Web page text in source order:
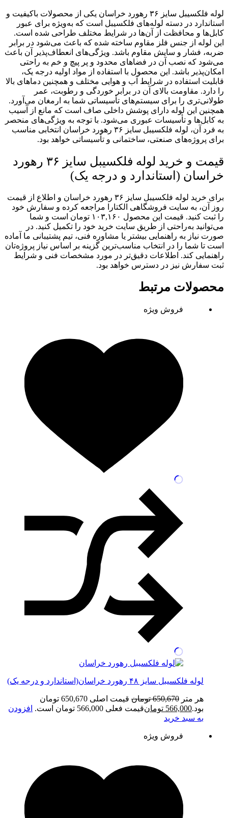
لوله فلکسیبل سایز ۳۶ رهورد خراسان یکی از محصولات باکیفیت و
استاندارد در دسته لوله‌های فلکسیبل است که به‌ویژه برای عبور
کابل‌ها و محافظت از آن‌ها در شرایط مختلف طراحی شده است.
این لوله از جنس فلز مقاوم ساخته شده که باعث می‌شود در برابر
ضربه، فشار و سایش مقاوم باشد. ویژگی‌های انعطاف‌پذیر آن باعث
می‌شود که نصب آن در فضاهای محدود و پر پیچ و خم به راحتی
امکان‌پذیر باشد. این محصول با استفاده از مواد اولیه درجه یک،
قابلیت استفاده در شرایط آب و هوایی مختلف و همچنین دماهای بالا
را دارد. مقاومت بالای آن در برابر خوردگی و رطوبت، عمر
طولانی‌تری را برای سیستم‌های تأسیساتی شما به ارمغان می‌آورد.
همچنین این لوله دارای پوشش داخلی صاف است که مانع از آسیب
به کابل‌ها و تأسیسات عبوری می‌شود. با توجه به ویژگی‌های منحصر
به فرد آن، لوله فلکسیبل سایز ۳۶ رهورد خراسان انتخابی مناسب
برای پروژه‌های صنعتی، ساختمانی و تأسیساتی خواهد بود.
قیمت و خرید لوله فلکسیبل سایز ۳۶ رهورد
خراسان (استاندارد و درجه یک)
برای خرید لوله فلکسیبل سایز ۳۶ رهورد خراسان و اطلاع از قیمت
روز آن، به سایت فروشگاهی الکتارا مراجعه کرده و سفارش خود
را ثبت کنید. قیمت این محصول ۱۰۳,۱۶۰ تومان است و شما
می‌توانید به‌راحتی از طریق سایت خرید خود را تکمیل کنید. در
صورت نیاز به راهنمایی بیشتر یا مشاوره فنی، تیم پشتیبانی ما آماده
است تا شما را در انتخاب مناسب‌ترین گزینه بر اساس نیاز پروژه‌تان
راهنمایی کند. اطلاعات دقیق‌تر در مورد مشخصات فنی و شرایط
ثبت سفارش نیز در دسترس خواهد بود.
محصولات مرتبط
فروش ویژه
لوله فلکسیبل سایز ۴۸ رهورد خراسان(استاندارد و درجه یک)
هر متر 650,670 تومان
قیمت اصلی 650,670 تومان
بود.566,000 تومانقیمت فعلی 566,000 تومان است.
افزودن
به سبد خرید
فروش ویژه